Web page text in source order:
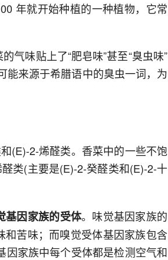
年就开始种植的一种植物，它常
气味贴上了“肥皂味”甚至“臭虫味”
来源于希腊语中的臭虫一词，为
(E)-2-烯醛类。香菜中的一些不饱
类(主要是(E)-2-癸醛类和(E)-2-十
基因家族的受体。味觉基因家族的
和苦味；而嗅觉受体基因家族包含
因家族中每个受体都是检测空气和